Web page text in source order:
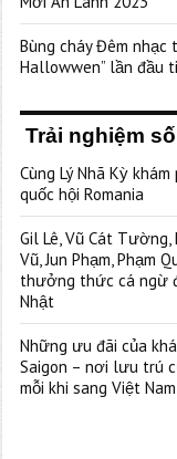
Bùng cháy Đêm nhạc
Hallowwen” lần đầu
Trải nghiệm
Cùng Lý Nhã Kỳ
quốc hội Romania
Gil Lê, Vũ Cát
Vũ, Jun Phạm, Phạm
thưởng thức cá ngừ
Nhật
Những ưu đãi của
Saigon – nơi lưu trú
mỗi khi sang Việt